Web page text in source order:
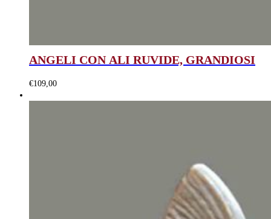
ANGELI CON ALI RUVIDE, GRANDIOSI
€109,00